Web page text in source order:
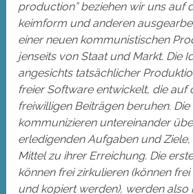
production” beziehen wir uns auf
keimform und anderen
einer neuen kommunistischen
jenseits von Staat und Markt. Die
angesichts tatsächlicher
freier Software entwickelt, die auf
freiwilligen Beiträgen beruhen. Die
kommunizieren untereinander
erledigenden Aufgaben und
Mittel zu ihrer Erreichung. Die
können frei zirkulieren (können
und kopiert werden), werden also